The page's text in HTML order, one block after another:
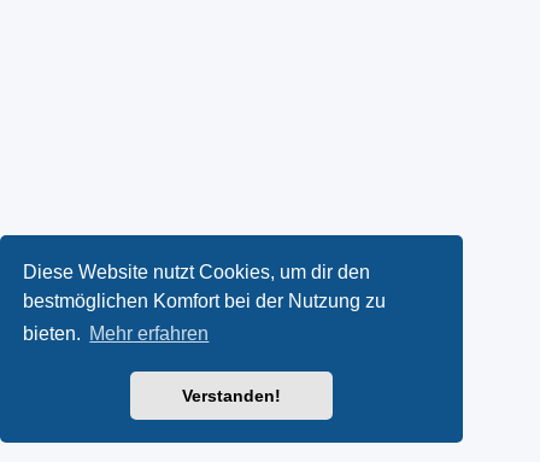
Diese Website nutzt Cookies, um dir den
bestmöglichen Komfort bei der Nutzung zu
bieten. Mehr erfahren
Verstanden!